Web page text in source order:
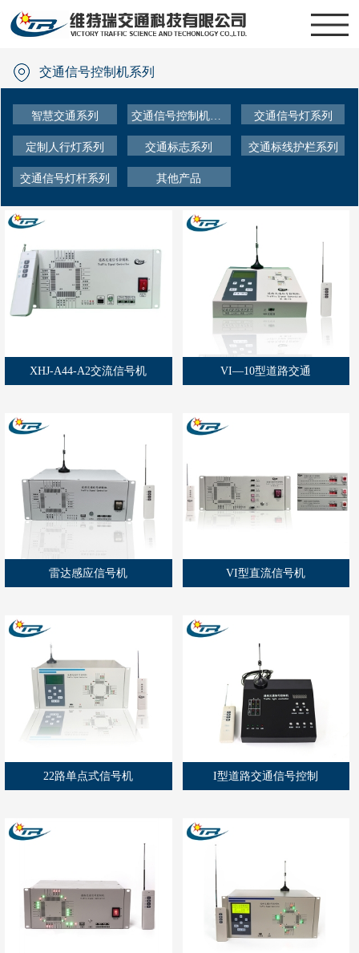
交通信号控制机系列
智慧交通系列 交通信号控制机系列 交通信号灯系列
定制人行灯系列 交通标志系列 交通标线护栏系列
交通信号灯杆系列 其他产品
XHJ-A44-A2交流信号机 VI—10型道路交通
雷达感应信号机 VI型直流信号机
22路单点式信号机 I型道路交通信号控制